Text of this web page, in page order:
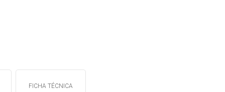
FICHA TÉCNICA